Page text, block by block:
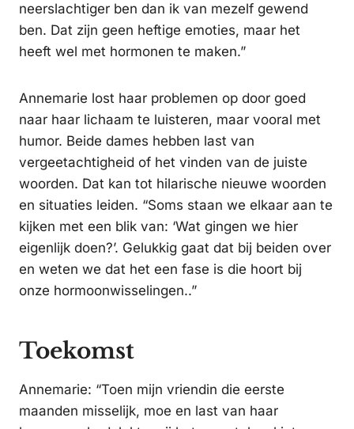
neerslachtiger ben dan ik van mezelf gewend
ben. Dat zijn geen heftige emoties, maar het
heeft wel met hormonen te maken.”
Annemarie lost haar problemen op door goed
naar haar lichaam te luisteren, maar vooral met
humor. Beide dames hebben last van
vergeetachtigheid of het vinden van de juiste
woorden. Dat kan tot hilarische nieuwe woorden
en situaties leiden. “Soms staan we elkaar aan te
kijken met een blik van: ‘Wat gingen we hier
eigenlijk doen?’. Gelukkig gaat dat bij beiden over
en weten we dat het een fase is die hoort bij
onze hormoonwisselingen..”
Toekomst
Annemarie: “Toen mijn vriendin die eerste
maanden misselijk, moe en last van haar